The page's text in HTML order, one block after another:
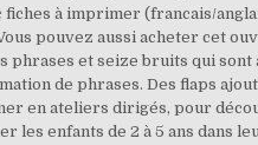
à imprimer (francais/
pouvez aussi acheter
et seize bruits qui
de phrases. Des flaps
en ateliers dirigés, pour
enfants de 2 à 5 ans dans